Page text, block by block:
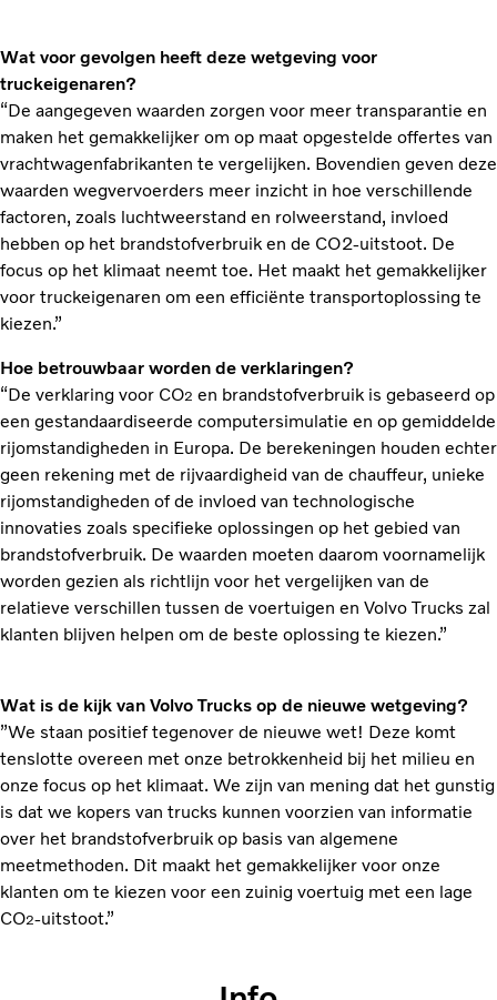
Wat voor gevolgen heeft deze wetgeving voor
truckeigenaren?
“De aangegeven waarden zorgen voor meer transparantie en
maken het gemakkelijker om op maat opgestelde offertes van
vrachtwagenfabrikanten te vergelijken. Bovendien geven deze
waarden wegvervoerders meer inzicht in hoe verschillende
factoren, zoals luchtweerstand en rolweerstand, invloed
hebben op het brandstofverbruik en de CO2-uitstoot. De
focus op het klimaat neemt toe. Het maakt het gemakkelijker
voor truckeigenaren om een efficiënte transportoplossing te
kiezen.”
Hoe betrouwbaar worden de verklaringen?
“De verklaring voor CO2 en brandstofverbruik is gebaseerd op
een gestandaardiseerde computersimulatie en op gemiddelde
rijomstandigheden in Europa. De berekeningen houden echter
geen rekening met de rijvaardigheid van de chauffeur, unieke
rijomstandigheden of de invloed van technologische
innovaties zoals specifieke oplossingen op het gebied van
brandstofverbruik. De waarden moeten daarom voornamelijk
worden gezien als richtlijn voor het vergelijken van de
relatieve verschillen tussen de voertuigen en Volvo Trucks zal
klanten blijven helpen om de beste oplossing te kiezen.”
Wat is de kijk van Volvo Trucks op de nieuwe wetgeving?
”We staan positief tegenover de nieuwe wet! Deze komt
tenslotte overeen met onze betrokkenheid bij het milieu en
onze focus op het klimaat. We zijn van mening dat het gunstig
is dat we kopers van trucks kunnen voorzien van informatie
over het brandstofverbruik op basis van algemene
meetmethoden. Dit maakt het gemakkelijker voor onze
klanten om te kiezen voor een zuinig voertuig met een lage
CO2-uitstoot.”